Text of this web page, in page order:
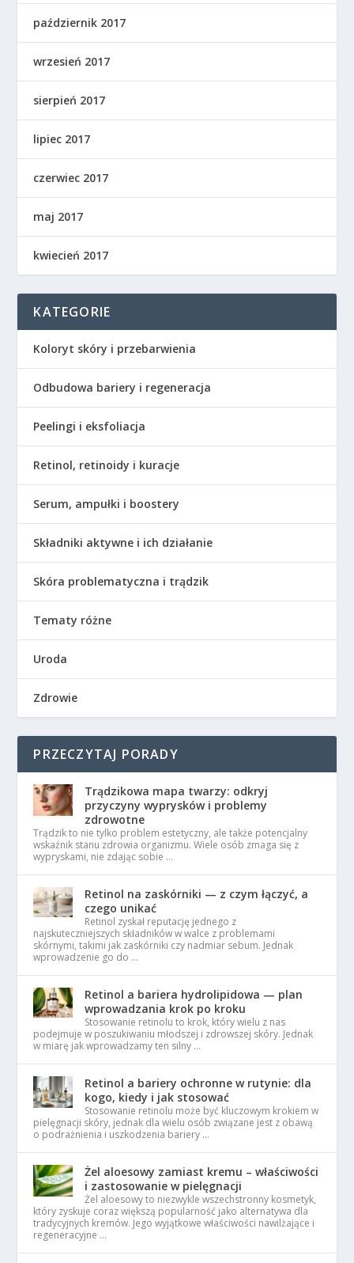
październik 2017
wrzesień 2017
sierpień 2017
lipiec 2017
czerwiec 2017
maj 2017
kwiecień 2017
KATEGORIE
Koloryt skóry i przebarwienia
Odbudowa bariery i regeneracja
Peelingi i eksfoliacja
Retinol, retinoidy i kuracje
Serum, ampułki i boostery
Składniki aktywne i ich działanie
Skóra problematyczna i trądzik
Tematy różne
Uroda
Zdrowie
PRZECZYTAJ PORADY
Trądzikowa mapa twarzy: odkryj
przyczyny wyprysków i problemy
zdrowotne
Trądzik to nie tylko problem estetyczny, ale także potencjalny
wskaźnik stanu zdrowia organizmu. Wiele osób zmaga się z
wypryskami, nie zdając sobie …
Retinol na zaskórniki — z czym łączyć, a
czego unikać
Retinol zyskał reputację jednego z
najskuteczniejszych składników w walce z problemami
skórnymi, takimi jak zaskórniki czy nadmiar sebum. Jednak
wprowadzenie go do …
Retinol a bariera hydrolipidowa — plan
wprowadzania krok po kroku
Stosowanie retinolu to krok, który wielu z nas
podejmuje w poszukiwaniu młodszej i zdrowszej skóry. Jednak
w miarę jak wprowadzamy ten silny …
Retinol a bariery ochronne w rutynie: dla
kogo, kiedy i jak stosować
Stosowanie retinolu może być kluczowym krokiem w
pielęgnacji skóry, jednak dla wielu osób związane jest z obawą
o podrażnienia i uszkodzenia bariery …
Żel aloesowy zamiast kremu – właściwości
i zastosowanie w pielęgnacji
Żel aloesowy to niezwykle wszechstronny kosmetyk,
który zyskuje coraz większą popularność jako alternatywa dla
tradycyjnych kremów. Jego wyjątkowe właściwości nawilżające i
regeneracyjne …